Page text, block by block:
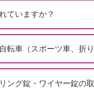
ていますか？
転車（スポーツ車、折
ング錠・ワイヤー錠の